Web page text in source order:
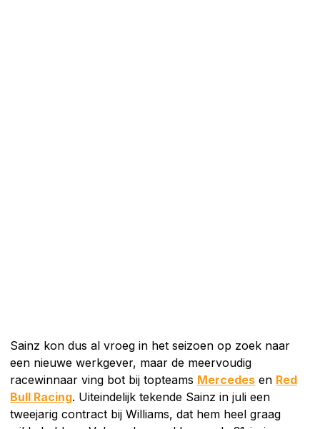
Sainz kon dus al vroeg in het seizoen op zoek naar
een nieuwe werkgever, maar de meervoudig
racewinnaar ving bot bij topteams Mercedes en Red
Bull Racing. Uiteindelijk tekende Sainz in juli een
tweejarig contract bij Williams, dat hem heel graag